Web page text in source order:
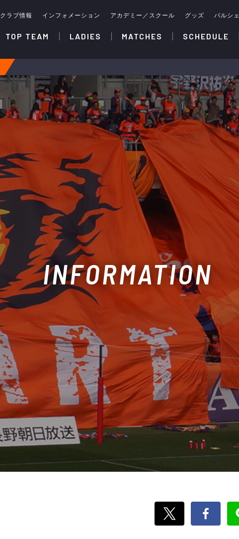
クラブ情報 インフォメーション アカデミー／スクール グッズ パルシェ
TOP TEAM LADIES MATCHES SCHEDULE
INFORMATION